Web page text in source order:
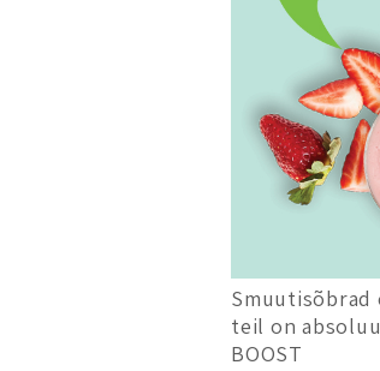
Smuutisõbrad
teil on
BOOST